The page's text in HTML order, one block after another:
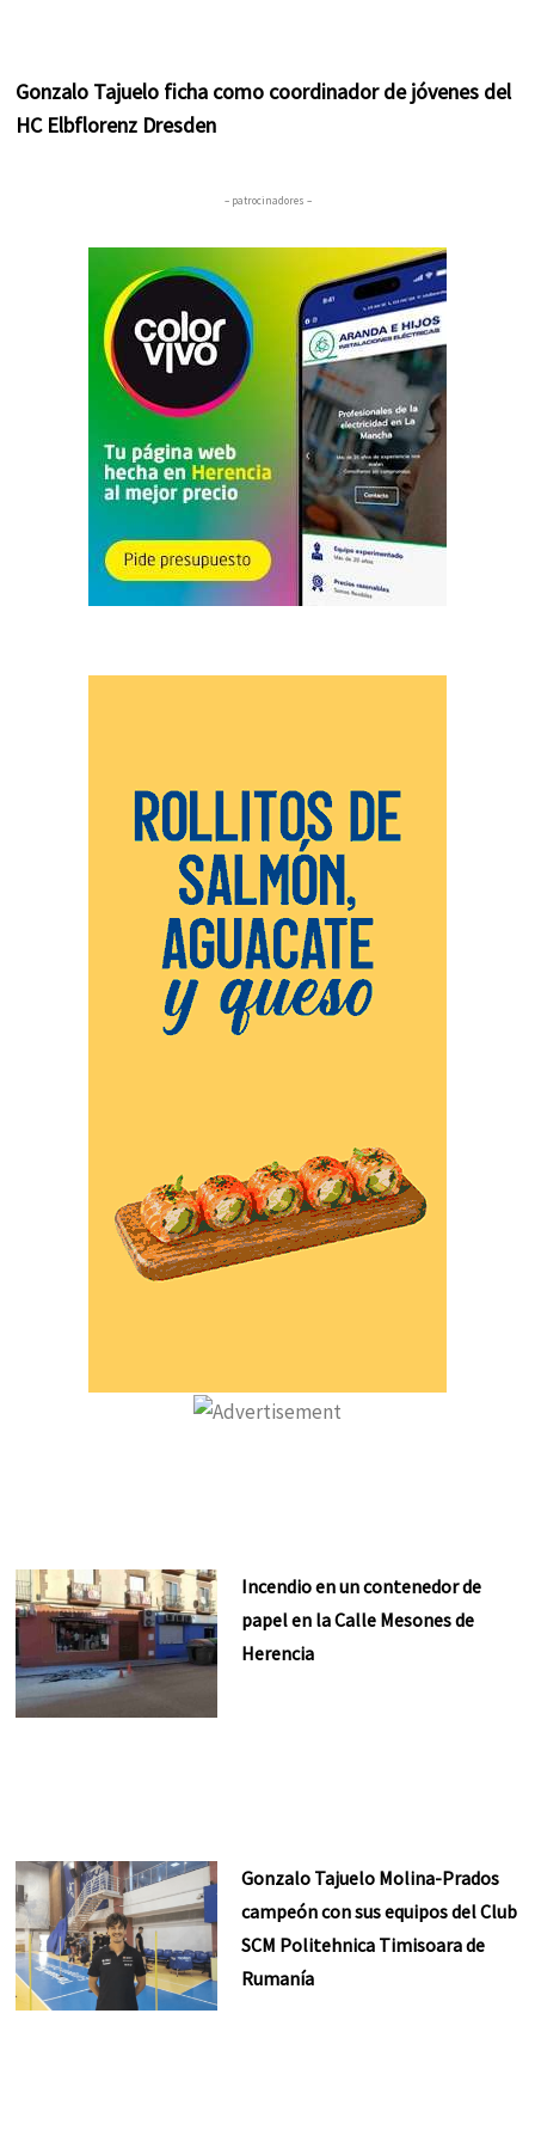
Gonzalo Tajuelo ficha como coordinador de jóvenes del
HC Elbflorenz Dresden
– patrocinadores –
Incendio en un contenedor de
papel en la Calle Mesones de
Herencia
Gonzalo Tajuelo Molina-Prados
campeón con sus equipos del Club
SCM Politehnica Timisoara de
Rumanía